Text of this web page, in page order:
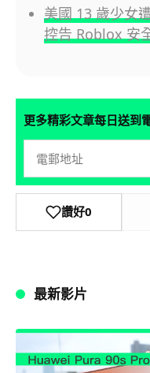
美國 13 歲少女
控告 Roblox 安
更多精彩文章每日送到
讚好0
最新影片